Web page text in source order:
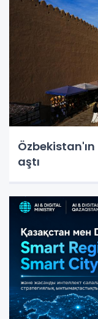
aştı